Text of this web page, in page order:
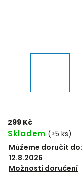
299 Kč
Skladem (>5 ks)
Můžeme doručit do:
12.8.2026
Možnosti doručení